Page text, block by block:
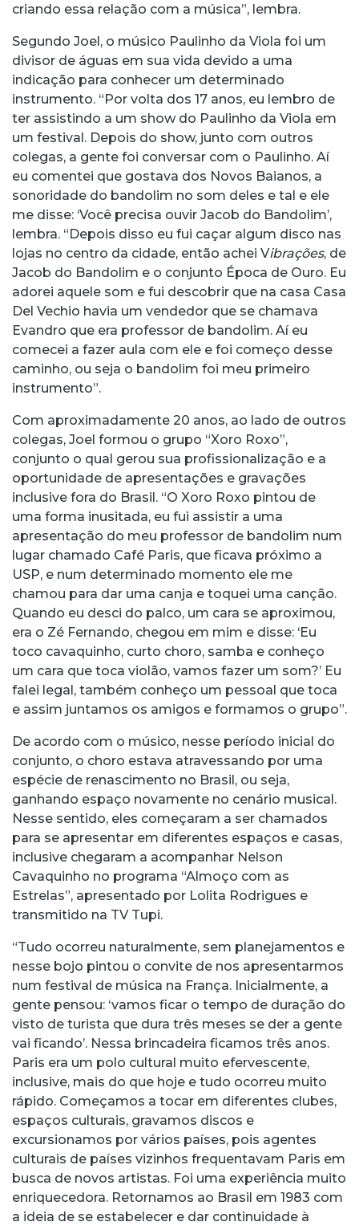
criando essa relação com a música”, lembra.
Segundo Joel, o músico Paulinho da Viola foi um
divisor de águas em sua vida devido a uma
indicação para conhecer um determinado
instrumento. “Por volta dos 17 anos, eu lembro de
ter assistindo a um show do Paulinho da Viola em
um festival. Depois do show, junto com outros
colegas, a gente foi conversar com o Paulinho. Aí
eu comentei que gostava dos Novos Baianos, a
sonoridade do bandolim no som deles e tal e ele
me disse: ‘Você precisa ouvir Jacob do Bandolim’,
lembra. “Depois disso eu fui caçar algum disco nas
lojas no centro da cidade, então achei Vibrações, de
Jacob do Bandolim e o conjunto Época de Ouro. Eu
adorei aquele som e fui descobrir que na casa Casa
Del Vechio havia um vendedor que se chamava
Evandro que era professor de bandolim. Aí eu
comecei a fazer aula com ele e foi começo desse
caminho, ou seja o bandolim foi meu primeiro
instrumento”.
Com aproximadamente 20 anos, ao lado de outros
colegas, Joel formou o grupo “Xoro Roxo”,
conjunto o qual gerou sua profissionalização e a
oportunidade de apresentações e gravações
inclusive fora do Brasil. “O Xoro Roxo pintou de
uma forma inusitada, eu fui assistir a uma
apresentação do meu professor de bandolim num
lugar chamado Café Paris, que ficava próximo a
USP, e num determinado momento ele me
chamou para dar uma canja e toquei uma canção.
Quando eu desci do palco, um cara se aproximou,
era o Zé Fernando, chegou em mim e disse: ‘Eu
toco cavaquinho, curto choro, samba e conheço
um cara que toca violão, vamos fazer um som?’ Eu
falei legal, também conheço um pessoal que toca
e assim juntamos os amigos e formamos o grupo”.
De acordo com o músico, nesse período inicial do
conjunto, o choro estava atravessando por uma
espécie de renascimento no Brasil, ou seja,
ganhando espaço novamente no cenário musical.
Nesse sentido, eles começaram a ser chamados
para se apresentar em diferentes espaços e casas,
inclusive chegaram a acompanhar Nelson
Cavaquinho no programa “Almoço com as
Estrelas”, apresentado por Lolita Rodrigues e
transmitido na TV Tupi.
“Tudo ocorreu naturalmente, sem planejamentos e
nesse bojo pintou o convite de nos apresentarmos
num festival de música na França. Inicialmente, a
gente pensou: ‘vamos ficar o tempo de duração do
visto de turista que dura três meses se der a gente
vai ficando’. Nessa brincadeira ficamos três anos.
Paris era um polo cultural muito efervescente,
inclusive, mais do que hoje e tudo ocorreu muito
rápido. Começamos a tocar em diferentes clubes,
espaços culturais, gravamos discos e
excursionamos por vários países, pois agentes
culturais de países vizinhos frequentavam Paris em
busca de novos artistas. Foi uma experiência muito
enriquecedora. Retornamos ao Brasil em 1983 com
a ideia de se estabelecer e dar continuidade à